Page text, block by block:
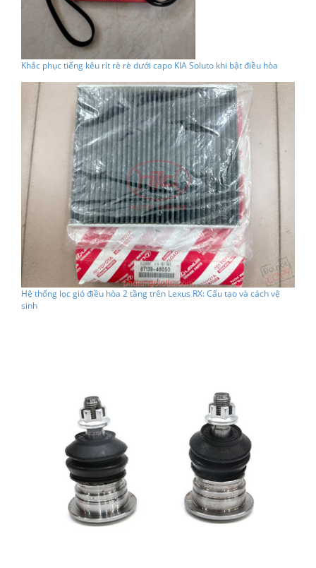
Khắc phục tiếng kêu rít rè rè dưới capo KIA Soluto khi bật điều hòa
Hệ thống lọc gió điều hòa 2 tầng trên Lexus RX: Cấu tạo và cách vệ
sinh